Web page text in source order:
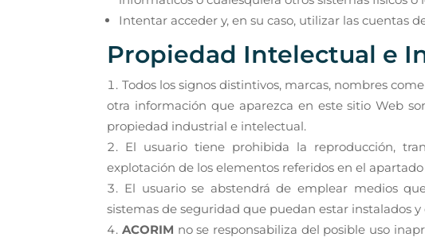
Intentar acceder y, en su caso, utilizar las cuentas
Propiedad Intelectual e
Todos los signos distintivos, marcas, nombres
otra información que aparezca en este sitio Web
propiedad industrial e intelectual.
El usuario tiene prohibida la reproducción,
explotación de los elementos referidos en el
El usuario se abstendrá de emplear medios
sistemas de seguridad que puedan estar instalados
ACORIM no se responsabiliza del posible uso